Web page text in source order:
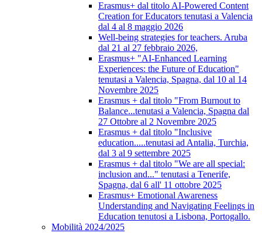
Erasmus+ dal titolo AI-Powered Content
Creation for Educators tenutasi a Valencia
dal 4 al 8 maggio 2026
Well-being strategies for teachers. Aruba
dal 21 al 27 febbraio 2026,
Erasmus+ "AI-Enhanced Learning
Experiences: the Future of Education"
tenutasi a Valencia, Spagna, dal 10 al 14
Novembre 2025
Erasmus + dal titolo "From Burnout to
Balance...tenutasi a Valencia, Spagna dal
27 Ottobre al 2 Novembre 2025
Erasmus + dal titolo "Inclusive
education.....tenutasi ad Antalia, Turchia,
dal 3 al 9 settembre 2025
Erasmus + dal titolo "We are all special:
inclusion and..." tenutasi a Tenerife,
Spagna, dal 6 all' 11 ottobre 2025
Erasmus+ Emotional Awareness
Understanding and Navigating Feelings in
Education tenutosi a Lisbona, Portogallo.
Mobilità 2024/2025